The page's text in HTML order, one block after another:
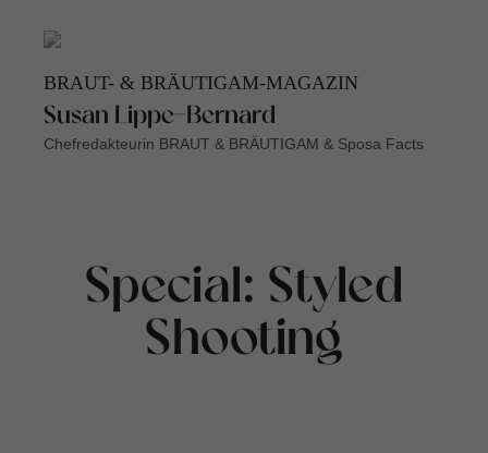
BRAUT- & BRÄUTIGAM-MAGAZIN
Susan Lippe-Bernard
Chefredakteurin BRAUT & BRÄUTIGAM & Sposa Facts
Special: Styled
Shooting